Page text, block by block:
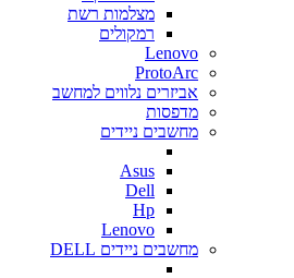
מצלמות רשת
רמקולים
Lenovo
ProtoArc
אביזרים נלווים למחשב
מדפסות
מחשבים ניידים
Asus
Dell
Hp
Lenovo
מחשבים ניידים DELL